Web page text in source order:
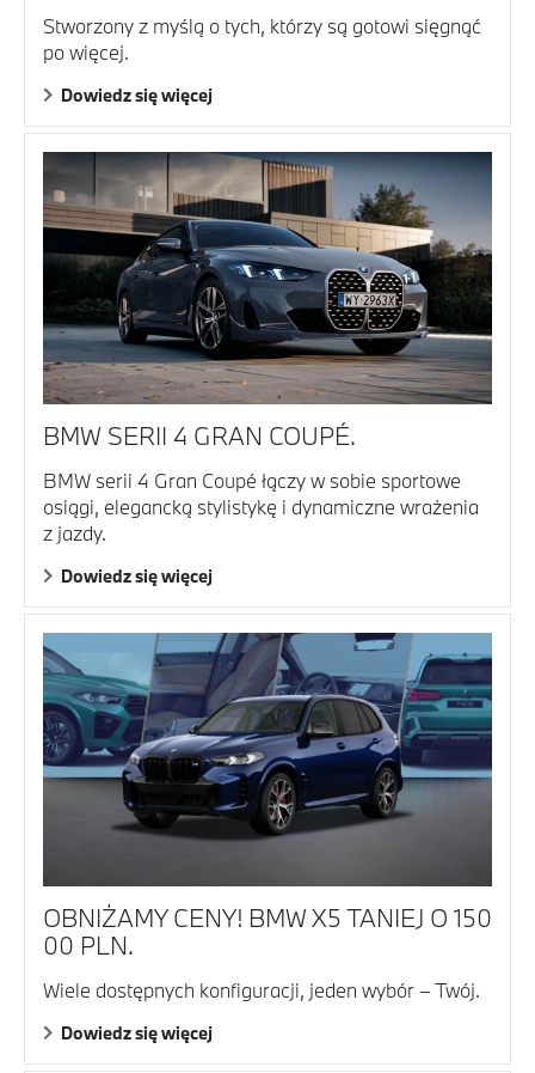
Stworzony z myślą o tych, którzy są gotowi sięgnąć
po więcej.
Dowiedz się więcej
BMW SERII 4 GRAN COUPÉ.
BMW serii 4 Gran Coupé łączy w sobie sportowe
osiągi, elegancką stylistykę i dynamiczne wrażenia
z jazdy.
Dowiedz się więcej
OBNIŻAMY CENY! BMW X5 TANIEJ O 150
00 PLN.
Wiele dostępnych konfiguracji, jeden wybór – Twój.
Dowiedz się więcej